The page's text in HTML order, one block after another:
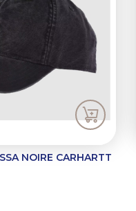
NOIRE CARHARTT